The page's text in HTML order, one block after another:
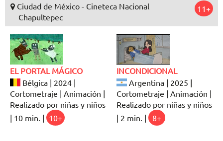
Ciudad de México - Cineteca Nacional
Chapultepec
11+
EL PORTAL MÁGICO
Bélgica | 2024 |
Cortometraje | Animación |
Realizado por niñas y niños
| 10 min. | 10+
INCONDICIONAL
Argentina | 2025 |
Cortometraje | Animación |
Realizado por niñas y niños
| 2 min. |
8+